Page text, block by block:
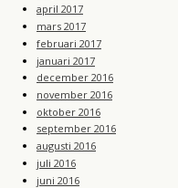
april 2017
mars 2017
februari 2017
januari 2017
december 2016
november 2016
oktober 2016
september 2016
augusti 2016
juli 2016
juni 2016